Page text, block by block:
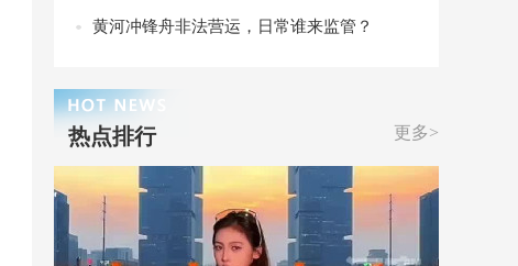
黄河冲锋舟非法营运，日常谁来监管？
更多>
热点排行